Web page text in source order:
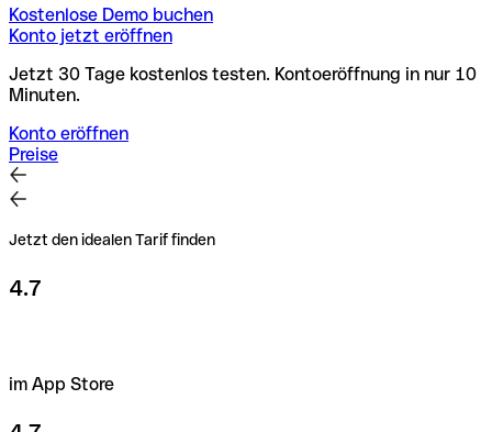
Kostenlose Demo buchen
Konto jetzt eröffnen
Jetzt 30 Tage kostenlos testen. Kontoeröffnung in nur 10
Minuten.
Konto eröffnen
Preise
Jetzt den idealen Tarif finden
4.7
im App Store